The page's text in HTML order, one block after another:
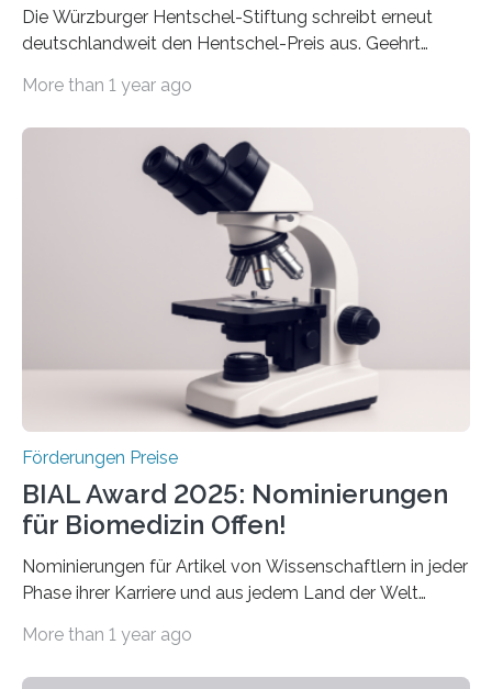
Die Würzburger Hentschel-Stiftung schreibt erneut
deutschlandweit den Hentschel-Preis aus. Geehrt
hochrangige wissenschaftliche Publikation zum Thema
Schlaganfall“ mit Sitz in Würzburg fördert die
Schlaganfallforschung, um die Behandlung der
Betroffenen zu verbessern. Dazu schreibt sie auch in
diesem Jahr wieder deutschlandweit den Hentschel-
Preis aus. Er richtet sich gezielt an jüngere
Forscherinnen und Forscher unter 40 Jahren. Geehrt
werden soll eine herausragende Doktorarbeit oder eine
hochrangige wissenschaftliche Publikation zum Thema
More than 1 year ago
Förderungen Preise
BIAL Award 2025: Nominierungen
für Biomedizin Offen!
Nominierungen für Artikel von Wissenschaftlern in jeder
Phase ihrer Karriere und aus jedem Land der Welt
Leben gerufen, um die bemerkenswertesten
More than 1 year ago